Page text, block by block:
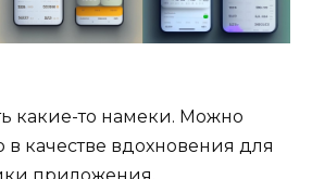
какие-то намеки. Можно
в качестве вдохновения для